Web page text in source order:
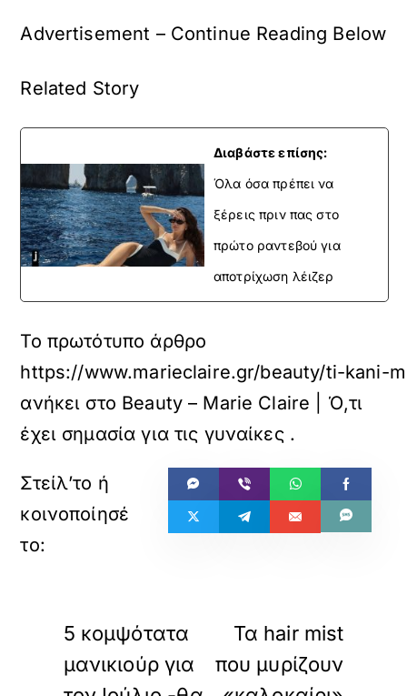
Advertisement – Continue Reading Below
Related Story
Διαβάστε επίσης:
Όλα όσα πρέπει να
ξέρεις πριν πας στο
πρώτο ραντεβού για
αποτρίχωση λέιζερ
Το πρωτότυπο άρθρο
https://www.marieclaire.gr/beauty/ti-kani-
ανήκει στο Beauty – Marie Claire | Ό,τι
έχει σημασία για τις γυναίκες.
5 κομψότατα
μανικιούρ για
Τα hair mist
που μυρίζουν